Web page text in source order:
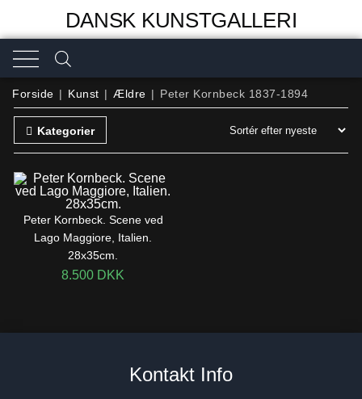
DANSK KUNSTGALLERI
Forside | Kunst | Ældre | Peter Kornbeck 1837-1894
Kategorier
Peter Kornbeck. Scene ved
Lago Maggiore, Italien.
28x35cm.
8.500 DKK
Kontakt Info